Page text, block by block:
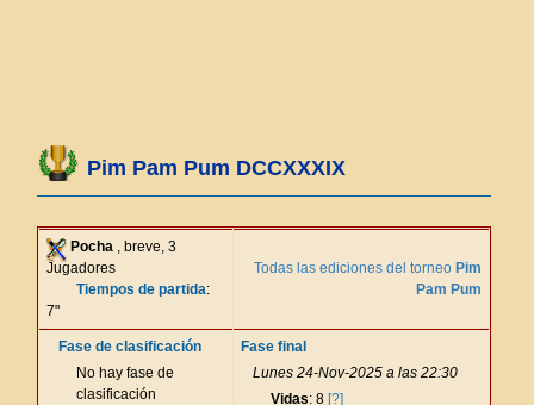
Pim Pam Pum DCCXXXIX
Pocha , breve, 3
Jugadores
Tiempos de partida:
7"
Todas las ediciones del torneo Pim
Pam Pum
Fase de clasificación
No hay fase de
clasificación
Fase final
Lunes 24-Nov-2025 a las 22:30
Vidas: 8 [?]